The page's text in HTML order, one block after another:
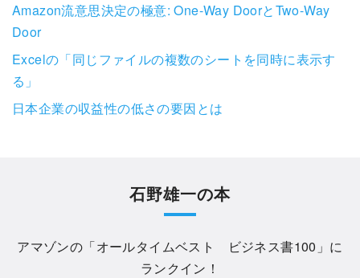
Amazon流意思決定の極意: One-Way DoorとTwo-Way
Door
Excelの「同じファイルの複数のシートを同時に表示す
る」
日本企業の収益性の低さの要因とは
石野雄一の本
アマゾンの「オールタイムベスト ビジネス書100 」に
ランクイン！